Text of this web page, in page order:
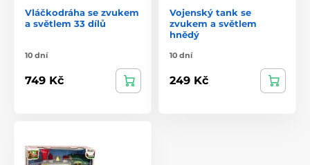
Vláčkodráha se zvukem
a světlem 33 dílů
10 dní
749 Kč
Vojenský tank se
zvukem a světlem
hnědý
10 dní
249 Kč